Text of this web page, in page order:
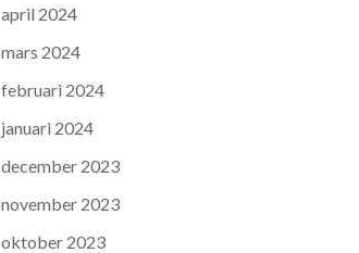
april 2024
mars 2024
februari 2024
januari 2024
december 2023
november 2023
oktober 2023